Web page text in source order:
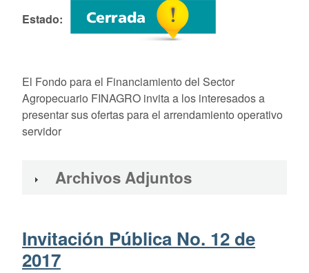
Estado
El Fondo para el Financiamiento del Sector
Agropecuario FINAGRO invita a los interesados a
presentar sus ofertas para el arrendamiento operativo
servidor
Archivos Adjuntos
Invitación Pública No. 12 de
2017